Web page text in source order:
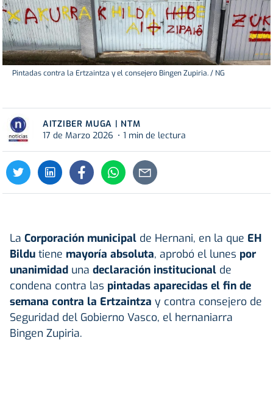
Pintadas contra la Ertzaintza y el consejero Bingen Zupiria. / NG
AITZIBER MUGA | NTM
17 de Marzo 2026
1 min de lectura
La Corporación municipal de Hernani, en la que EH
Bildu tiene mayoría absoluta, aprobó el lunes por
unanimidad una declaración institucional de
condena contra las pintadas aparecidas el fin de
semana contra la Ertzaintza y contra consejero de
Seguridad del Gobierno Vasco, el hernaniarra
Bingen Zupiria.